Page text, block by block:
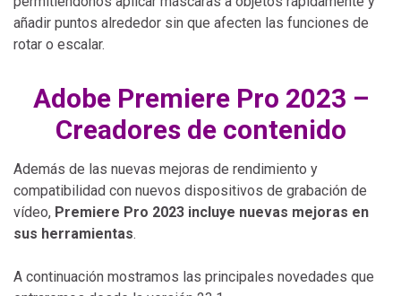
añadir puntos alrededor sin que afecten las funciones de
rotar o escalar.
Adobe Premiere Pro 2023 –
Creadores de contenido
Además de las nuevas mejoras de rendimiento y
compatibilidad con nuevos dispositivos de grabación de
vídeo, Premiere Pro 2023 incluye nuevas mejoras en
sus herramientas.
A continuación mostramos las principales novedades que